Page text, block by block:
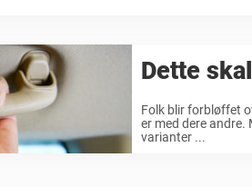
Dette
Folk blir forbløffet
er med dere andre.
varianter ...